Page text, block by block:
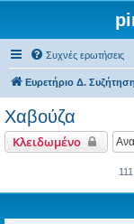
Συχνές ερωτήσεις
Ευρετήριο Δ.
Χαβούζα
Κλειδωμένο